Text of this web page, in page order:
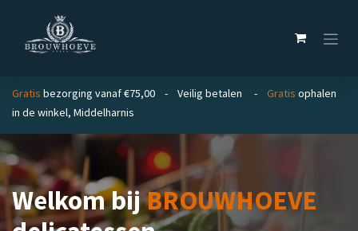
Overslaan naar inhoud
Gratis bezorging vanaf €75,00 - Veilig betalen - Gratis ophalen
in de winkel, Middelharnis
Welkom bijBROUWHOEVE